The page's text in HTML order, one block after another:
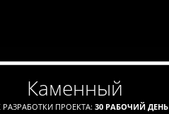
каменный
РАЗРАБОТКИ ПРОЕКТА: 30 РАБОЧИЙ ДЕНЬ